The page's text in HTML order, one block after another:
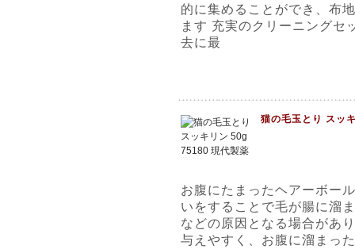
的に集めることができ、布
ます 充実のクリーニングセ
去に最
猫の毛玉とり スッ
お腹にたまったヘアーボー
いをすることで毛が腸に溜
などの原因となる場合があ
与えやすく、お腹に溜まっ